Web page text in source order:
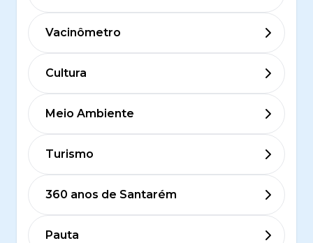
Vacinômetro
Cultura
Meio Ambiente
Turismo
360 anos de Santarém
Pauta